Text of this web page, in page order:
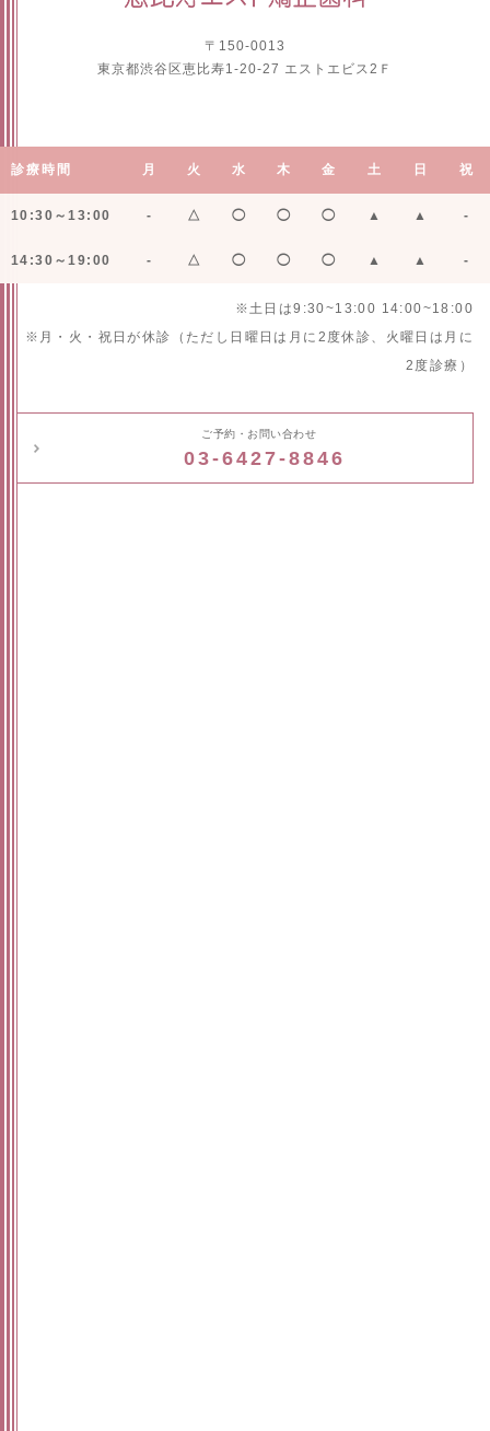
〒150-0013
東京都渋谷区恵比寿1-20-27 エストエビス2Ｆ
診療時間 月 火 水 木 金 土 日 祝
10:30～13:00 - △ ◯ ◯ ◯ ▲ ▲ -
14:30～19:00 - △ ◯ ◯ ◯ ▲ ▲ -
※土日は9:30~13:00 14:00~18:00
※月・火・祝日が休診（ただし日曜日は月に2度休診、火曜日は月に
2度診療）
ご予約・お問い合わせ
03-6427-8846